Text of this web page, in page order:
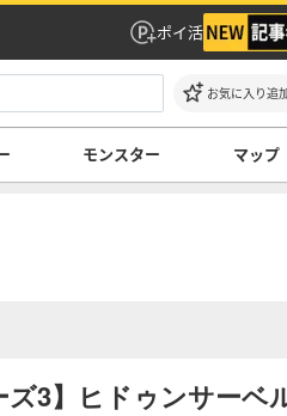
ポイ活
お気に入り追
モンスター マップ
ズ3】ヒドゥンサーベ